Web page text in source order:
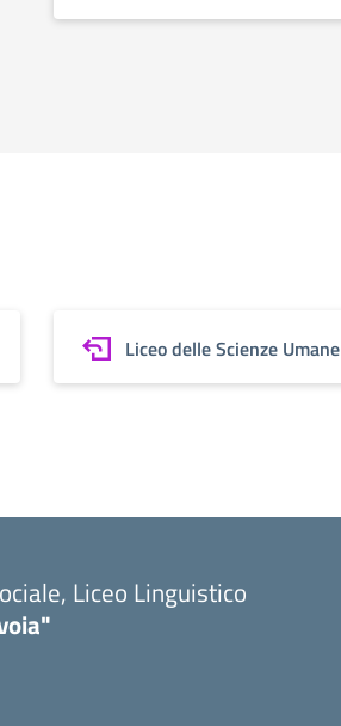
Liceo delle Scienze Umane
Liceo Linguistico